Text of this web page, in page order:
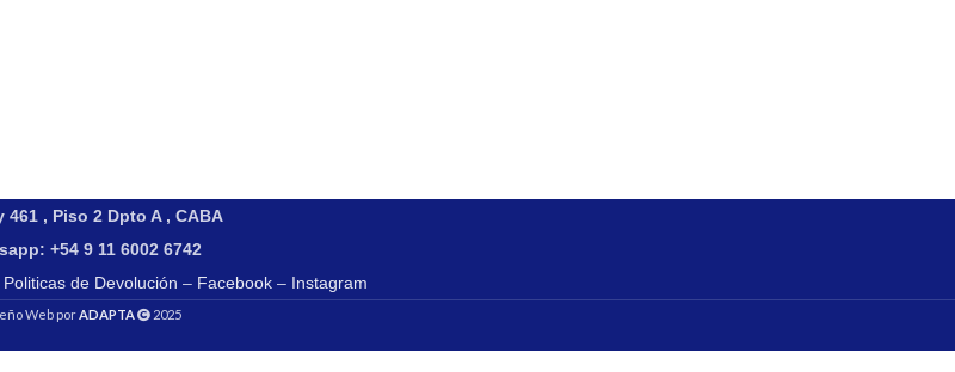
461 , Piso 2 Dpto A , CABA
+54 9 11 6002 6742
Politicas de Devolución – Facebook– Instagram
Web porADAPTA 2025